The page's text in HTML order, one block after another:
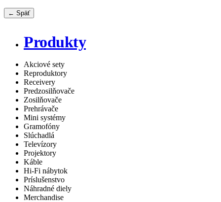
← Späť
Produkty
Akciové sety
Reproduktory
Receivery
Predzosilňovače
Zosilňovače
Prehrávače
Mini systémy
Gramofóny
Slúchadlá
Televízory
Projektory
Káble
Hi-Fi nábytok
Príslušenstvo
Náhradné diely
Merchandise